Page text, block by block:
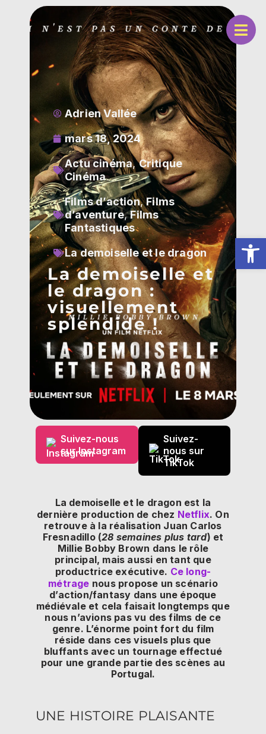
Adrien Vallée
mars 18, 2024
Actu cinéma,Critique
Cinéma
Films d’action,Films
d’aventure,Films
Fantastiques
La demoiselle et le dragon
La demoiselle et
le dragon :
visuellement
splendide !
Suivez-nous
sur Instagram
Suivez-
nous sur
TikTok
La demoiselle et le dragon est la
dernière production de chez Netflix. On
retrouve à la réalisation Juan Carlos
Fresnadillo (28 semaines plus tard) et
Millie Bobby Brown dans le rôle
principal, mais aussi en tant que
productrice exécutive. Ce long-
métrage nous propose un scénario
d’action/fantasy dans une époque
médiévale et cela faisait longtemps que
nous n’avions pas vu des films de ce
genre. L’énorme point fort du film
réside dans ces visuels plus que
bluffants avec un tournage effectué
pour une grande partie des scènes au
Portugal.
UNE HISTOIRE PLAISANTE